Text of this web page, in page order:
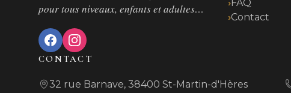
pour tous niveaux, enfants et adultes…
FAQ
Contact
CONTACT
32 rue Barnave, 38400 St-Martin-d'Hères